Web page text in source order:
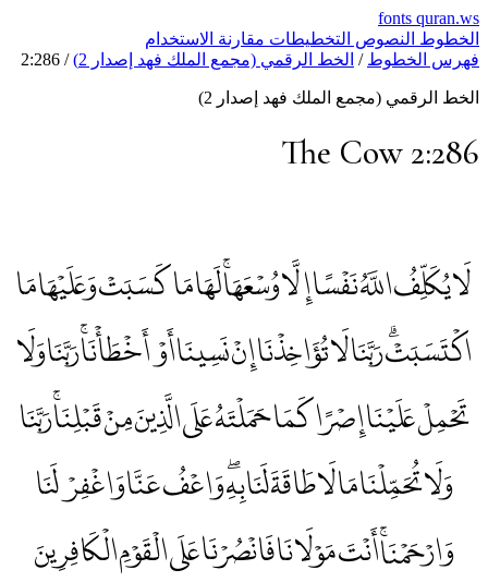
fonts
النصوص التخطيطاتمقارنةالاستخدام
الخطوط / الخط الرقمي (مجمع الملك فهد إصدار 2) /
2:286
الرقمي (مجمع الملك فهد إصدار 2)
The Cow
لَا يُكَلِّفُ اللَّهُ نَفْسًا إِلَّا وُسْعَهَاۚ لَهَا مَا كَسَبَتْ وَعَلَيْهَا مَا
اكْتَسَبَتْۗ رَبَّنَا لَا تُؤَاخِذْنَا إِنْ نَسِينَا أَوْ أَخْطَأْنَاۚ رَبَّنَا وَلَا
تَحْمِلْ عَلَيْنَا إِصْرًا كَمَا حَمَلْتَهُ عَلَى الَّذِينَ مِنْ قَبْلِنَاۚ رَبَّنَا
وَلَا تُحَمِّلْنَا مَا لَا طَاقَةَ لَنَا بِهِۖ وَاعْفُ عَنَّا وَاغْفِرْ لَنَا
وَارْحَمْنَاۚ أَنْتَ مَوْلَانَا فَانْصُرْنَا عَلَى الْقَوْمِ الْكَافِرِينَ